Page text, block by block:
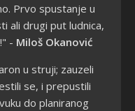
Prvo spustanje u
ali drugi put ludnica,
- Miloš Okanović
u struji; zauzeli
se, i prepustili
do planiranog